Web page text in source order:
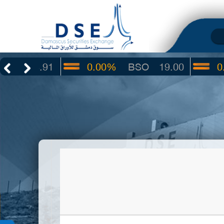
3.91 19.00
BSO
0.00% 0.00%